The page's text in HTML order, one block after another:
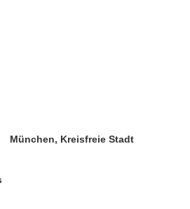
München, Kreisfreie Stadt